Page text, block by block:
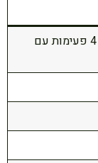
צד-צילינדרי 4 פעימות עם